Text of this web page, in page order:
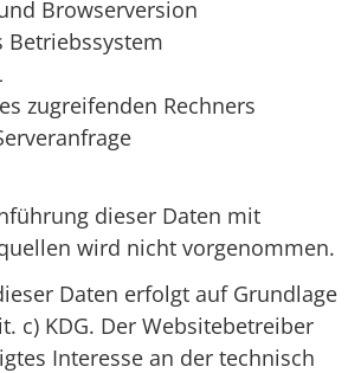
Browserversion
Betriebssystem
zugreifenden Rechners
dieser Daten mit
wird nicht vorgenommen.
Daten erfolgt auf Grundlage
c) KDG. Der Websitebetreiber
Interesse an der technisch